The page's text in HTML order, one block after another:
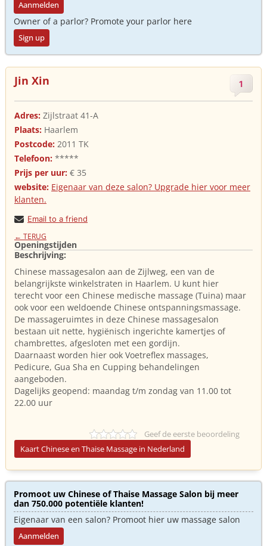
Aanmelden
Owner of a parlor? Promote your parlor here
Sign up
Jin Xin 1
Adres: Zijlstraat 41-A
Plaats: Haarlem
Postcode: 2011 TK
Telefoon: *****
Prijs per uur: € 35
website: Eigenaar van deze salon? Upgrade hier voor meer
klanten.
Email to a friend
← TERUG
Openingstijden
Beschrijving:
Chinese massagesalon aan de Zijlweg, een van de
belangrijkste winkelstraten in Haarlem. U kunt hier
terecht voor een Chinese medische massage (Tuina) maar
ook voor een weldoende Chinese ontspanningsmassage.
De massageruimtes in deze Chinese massagesalon
bestaan uit nette, hygiënisch ingerichte kamertjes of
chambrettes, afgesloten met een gordijn.
Daarnaast worden hier ook Voetreflex massages,
Pedicure, Gua Sha en Cupping behandelingen
aangeboden.
Dagelijks geopend: maandag t/m zondag van 11.00 tot
22.00 uur
Geef de eerste beoordeling
Kaart Chinese en Thaise Massage in Nederland
Promoot uw Chinese of Thaise Massage Salon bij meer
dan 750.000 potentiële klanten!
Eigenaar van een salon? Promoot hier uw massage salon
Aanmelden